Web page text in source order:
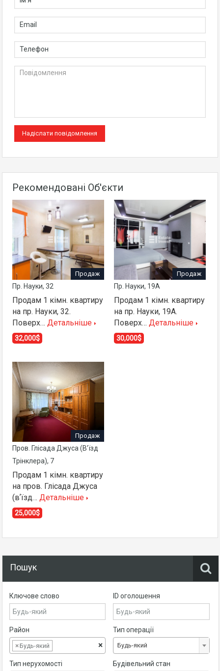
Рекомендовані Об'єкти
Продаж
Пр. Науки, 32
Продам 1 кімн. квартиру
на пр. Науки, 32.
Поверх… Детальніше
32,000$
Продаж
Пр. Науки, 19А
Продам 1 кімн. квартиру
на пр. Науки, 19А.
Поверх… Детальніше
30,000$
Продаж
Пров. Глісада Джуса (вʼїзд
Трінклера), 7
Продам 1 кімн. квартиру
на пров. Глісада Джуса
(вʼїзд… Детальніше
25,000$
Пошук
Ключове слово ID оголошення
Район
×
×Будь-який
Тип операції
Будь-який
Тип нерухомості Будівельний стан